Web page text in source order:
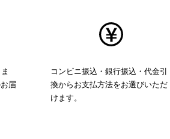
届
コンビニ振込・銀行振込・代金引
換からお支払方法をお選びいただ
けます。